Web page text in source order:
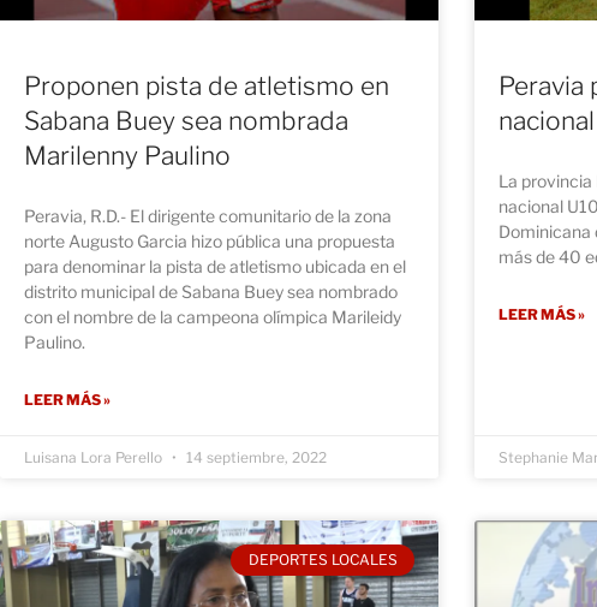
Proponen pista de atletismo en
Sabana Buey sea nombrada
Marilenny Paulino
Peravia, R.D.- El dirigente comunitario de la zona
norte Augusto Garcia hizo pública una propuesta
para denominar la pista de atletismo ubicada en el
distrito municipal de Sabana Buey sea nombrado
con el nombre de la campeona olímpica Marileidy
Paulino.
LEER MÁS »
Luisana Lora Perello 14 septiembre, 2022
Peravia
La provincia
nacional
Dominicana
más de 40
LEER MÁS »
Stephanie
DEPORTES LOCALES